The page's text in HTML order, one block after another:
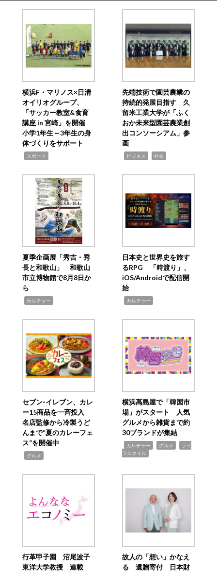
横浜F・マリノス×日清
オイリオグループ、
「サッカー教室&食育
講座 in 宮崎」を開催
小学1年生～3年生の身
体づくりをサポート
スポーツ
先端技術で園芸農業の
持続的発展目指す 久
留米工業大学が「ふく
おか未来型園芸農業創
出コンソーシアム」参
画
ビジネス 社会
夏季企画展「秀吉・秀
長と和歌山」 和歌山
市立博物館で8月8日か
ら
カルチャー
日本史と世界史を旅す
るRPG 「時渡り」、
iOS/Androidで配信開
始
カルチャー
セブン‐イレブン、カレ
ー15商品を一斉投入
名店監修から冷製うど
んまで“夏のカレーフェ
ス”を開催中
グルメ
横浜高島屋で「韓国市
場」がスタート 人気
グルメから雑貨まで約
30ブランドが集結
カルチャー グルメ
ライ
フスタイル
行革甲子園 沼尾波子
東洋大学教授 連載
故人の「想い」かなえ
る 遺贈寄付 日本財